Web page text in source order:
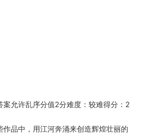
案允许乱序分值2分难度：较难得分：2
作品中，用江河奔涌来创造辉煌壮丽的